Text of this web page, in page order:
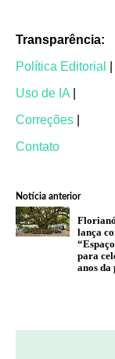
Transparência:
Política Editorial
Uso de IA
Correções
Contato
Notícia anterior
lança
para
anos da